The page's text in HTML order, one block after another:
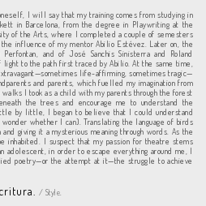
I will say that my training comes from studying in
in Barcelona, from the degree in Playwriting at the
of the Arts, where I completed a couple of semesters
influence of my mentor Abilio Estévez. Later on, the
and of José Sanchis Sinisterra and Roland
light to the path first traced by Abilio. At the same time,
life-affirming, sometimes tragic—
and parents, which fuelled my imagination from
I took as a child with my parents through the forest
the trees and encourage me to understand the
by little, I began to believe that I could understand
whether I can). Translating the language of birds
giving it a mysterious meaning through words. As the
inhabited. I suspect that my passion for theatre stems
in order to escape everything around me, I
poetry—or the attempt at it—the struggle to achieve
/ Style.